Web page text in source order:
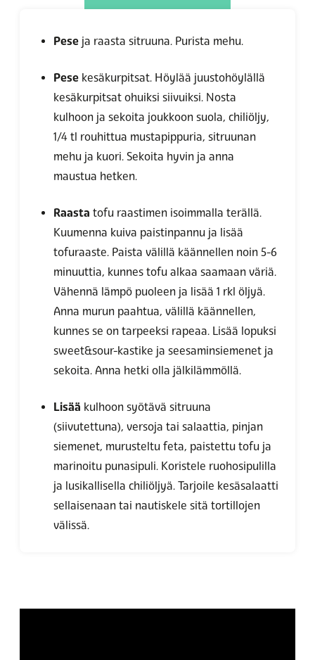
Pese ja raasta sitruuna. Purista mehu.
Pese kesäkurpitsat. Höylää juustohöylällä
kesäkurpitsat ohuiksi siivuiksi. Nosta
kulhoon ja sekoita joukkoon suola, chiliöljy,
1/4 tl rouhittua mustapippuria, sitruunan
mehu ja kuori. Sekoita hyvin ja anna
maustua hetken.
Raasta tofu raastimen isoimmalla terällä.
Kuumenna kuiva paistinpannu ja lisää
tofuraaste. Paista välillä käännellen noin 5-6
minuuttia, kunnes tofu alkaa saamaan väriä.
Vähennä lämpö puoleen ja lisää 1 rkl öljyä.
Anna murun paahtua, välillä käännellen,
kunnes se on tarpeeksi rapeaa. Lisää lopuksi
sweet&sour-kastike ja seesaminsiemenet ja
sekoita. Anna hetki olla jälkilämmöllä.
Lisää kulhoon syötävä sitruuna
(siivutettuna), versoja tai salaattia, pinjan
siemenet, murusteltu feta, paistettu tofu ja
marinoitu punasipuli. Koristele ruohosipulilla
ja lusikallisella chiliöljyä. Tarjoile kesäsalaatti
sellaisenaan tai nautiskele sitä tortillojen
välissä.